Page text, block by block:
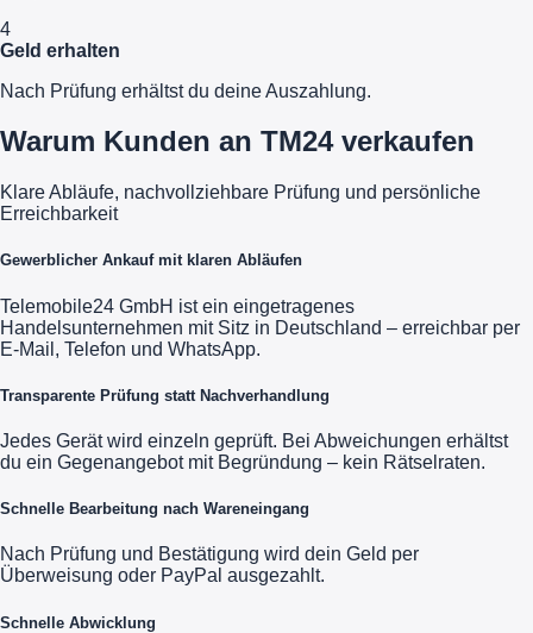
4
Geld erhalten
Nach Prüfung erhältst du deine Auszahlung.
Warum Kunden an TM24 verkaufen
Klare Abläufe, nachvollziehbare Prüfung und persönliche
Erreichbarkeit
Gewerblicher Ankauf mit klaren Abläufen
Telemobile24 GmbH ist ein eingetragenes
Handelsunternehmen mit Sitz in Deutschland – erreichbar per
E-Mail, Telefon und WhatsApp.
Transparente Prüfung statt Nachverhandlung
Jedes Gerät wird einzeln geprüft. Bei Abweichungen erhältst
du ein Gegenangebot mit Begründung – kein Rätselraten.
Schnelle Bearbeitung nach Wareneingang
Nach Prüfung und Bestätigung wird dein Geld per
Überweisung oder PayPal ausgezahlt.
Schnelle Abwicklung